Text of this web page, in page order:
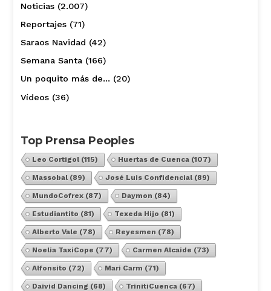
Noticias(2.007)
Reportajes(71)
Saraos Navidad (42)
Semana Santa(166)
Un poquito más de… (20)
Vídeos(36)
Top Prensa Peoples
Leo Cortigol(115) Huertas de Cuenca(107)
Massobal(89) José Luis Confidencial(89)
MundoCofrex(87) Daymon (84)
Estudiantito (81) Texeda Hijo (81)
Alberto Vale (78) Reyesmen (78)
Noelia TaxiCope (77) Carmen Alcaide (73)
Alfonsito (72) Mari Carm (71)
Daivid Dancing (68) TrinitiCuenca(67)